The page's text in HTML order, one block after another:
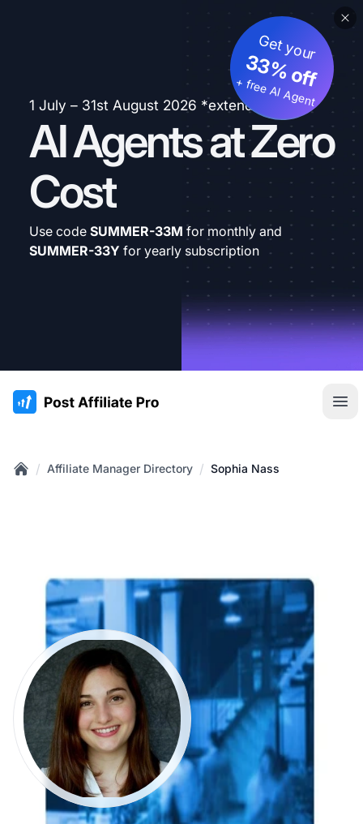
1 July – 31st August 2026 *extended
AI Agents at Zero
Cost
Get your
33% off
+ free AI Agent
Use code SUMMER-33M for monthly and
SUMMER-33Y for yearly subscription
:site.title
/ Affiliate Manager Directory / Sophia Nass